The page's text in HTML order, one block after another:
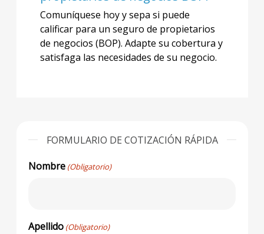
Comuníquese hoy y sepa si puede
calificar para un seguro de propietarios
de negocios (BOP). Adapte su cobertura y
satisfaga las necesidades de su negocio.
FORMULARIO DE COTIZACIÓN RÁPIDA
Nombre (Obligatorio)
Apellido (Obligatorio)